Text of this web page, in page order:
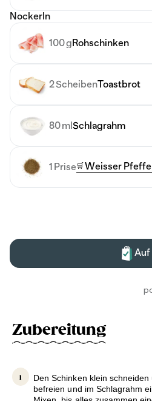
Zubereitung
Den Schinken klein
befreien und im Schlagrahm